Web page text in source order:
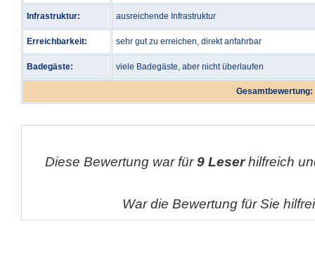
Infrastruktur: ausreichende Infrastruktur
Erreichbarkeit: sehr gut zu erreichen, direkt anfahrbar
Badegäste: viele Badegäste, aber nicht überlaufen
Gesamtbewertung:
Diese Bewertung war für9 Leserhilfreich
War die Bewertung für Sie